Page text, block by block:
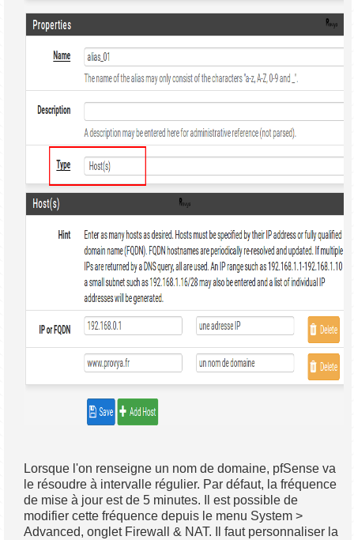
Lorsque l'on renseigne un nom de domaine, pfSense va
le résoudre à intervalle régulier. Par défaut, la fréquence
de mise à jour est de 5 minutes. Il est possible de
modifier cette fréquence depuis le menu System >
Advanced, onglet Firewall & NAT. Il faut personnaliser la